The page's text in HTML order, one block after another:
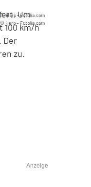
© Hero – Fotolia.com
Um
100 km/h
Der
zu.
Anzeige